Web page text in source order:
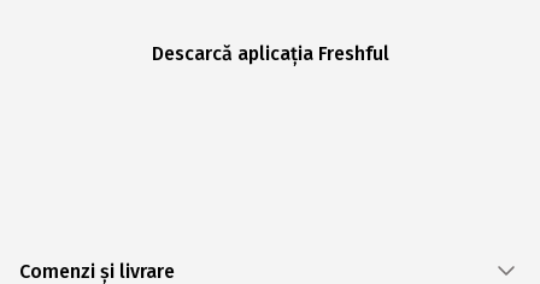
Descarcă aplicația Freshful
Comenzi și livrare